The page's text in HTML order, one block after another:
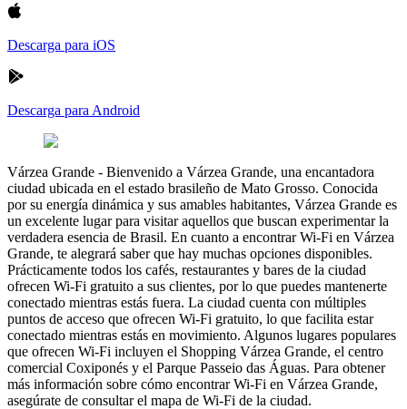
Descarga para iOS
Descarga para Android
Várzea Grande - Bienvenido a Várzea Grande, una encantadora
ciudad ubicada en el estado brasileño de Mato Grosso. Conocida
por su energía dinámica y sus amables habitantes, Várzea Grande es
un excelente lugar para visitar aquellos que buscan experimentar la
verdadera esencia de Brasil. En cuanto a encontrar Wi-Fi en Várzea
Grande, te alegrará saber que hay muchas opciones disponibles.
Prácticamente todos los cafés, restaurantes y bares de la ciudad
ofrecen Wi-Fi gratuito a sus clientes, por lo que puedes mantenerte
conectado mientras estás fuera. La ciudad cuenta con múltiples
puntos de acceso que ofrecen Wi-Fi gratuito, lo que facilita estar
conectado mientras estás en movimiento. Algunos lugares populares
que ofrecen Wi-Fi incluyen el Shopping Várzea Grande, el centro
comercial Coxiponés y el Parque Passeio das Águas. Para obtener
más información sobre cómo encontrar Wi-Fi en Várzea Grande,
asegúrate de consultar el mapa de Wi-Fi de la ciudad.